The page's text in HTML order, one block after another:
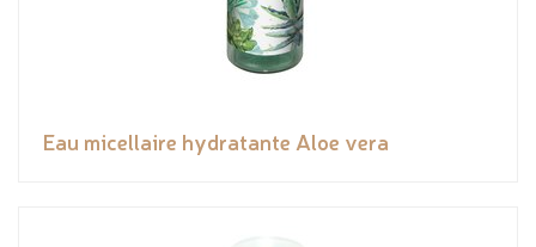
Eau micellaire hydratante Aloe vera